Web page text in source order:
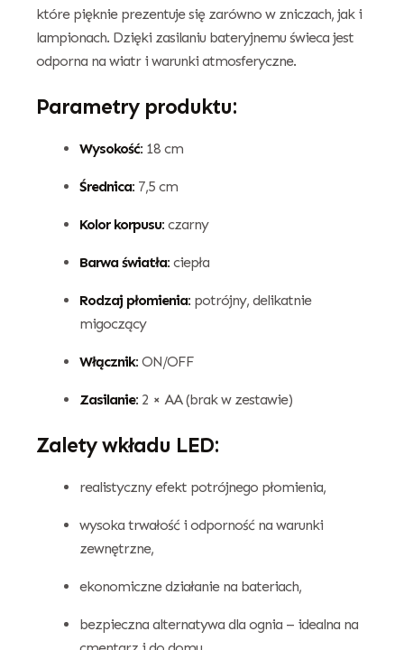
które pięknie prezentuje się zarówno w zniczach, jak i
lampionach. Dzięki zasilaniu bateryjnemu świeca jest
odporna na wiatr i warunki atmosferyczne.
Parametry produktu:
Wysokość: 18 cm
Średnica: 7,5 cm
Kolor korpusu: czarny
Barwa światła: ciepła
Rodzaj płomienia: potrójny, delikatnie
migoczący
Włącznik: ON/OFF
Zasilanie: 2 × AA (brak w zestawie)
Zalety wkładu LED:
realistyczny efekt potrójnego płomienia,
wysoka trwałość i odporność na warunki
zewnętrzne,
ekonomiczne działanie na bateriach,
bezpieczna alternatywa dla ognia – idealna na